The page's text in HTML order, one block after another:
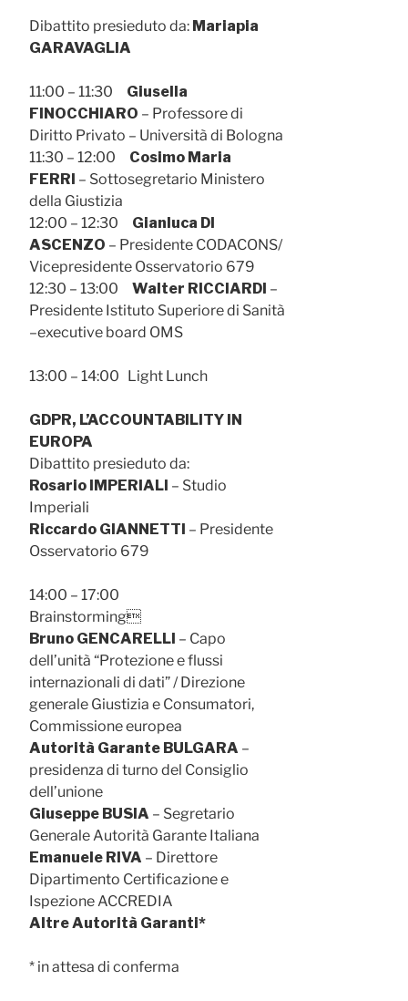
Dibattito presieduto da: Mariapia
GARAVAGLIA
11:00 – 11:30 Giusella
FINOCCHIARO – Professore di
Diritto Privato – Università di Bologna
11:30 – 12:00 Cosimo Maria
FERRI – Sottosegretario Ministero
della Giustizia
12:00 – 12:30 Gianluca DI
ASCENZO – Presidente CODACONS/
Vicepresidente Osservatorio 679
12:30 – 13:00 Walter RICCIARDI –
Presidente Istituto Superiore di Sanità
–executive board OMS
13:00 – 14:00 Light Lunch
GDPR, L’ACCOUNTABILITY IN
EUROPA
Dibattito presieduto da:
Rosario IMPERIALI – Studio
Imperiali
Riccardo GIANNETTI – Presidente
Osservatorio 679
14:00 – 17:00
Brainstorming
Bruno GENCARELLI – Capo
dell’unità “Protezione e flussi
internazionali di dati” / Direzione
generale Giustizia e Consumatori,
Commissione europea
Autorità Garante BULGARA –
presidenza di turno del Consiglio
dell’unione
Giuseppe BUSIA – Segretario
Generale Autorità Garante Italiana
Emanuele RIVA – Direttore
Dipartimento Certificazione e
Ispezione ACCREDIA
Altre Autorità Garanti*
* in attesa di conferma